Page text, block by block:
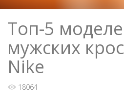
Топ-5
мужских
Nike
18064